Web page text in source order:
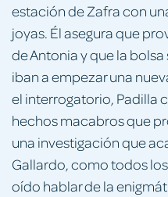
estación de Zafra con
joyas. Él asegura que
de Antonia y que la
iban a empezar una
el interrogatorio, Padilla
hechos macabros que
una investigación que
Gallardo, como todos
oído hablar de la